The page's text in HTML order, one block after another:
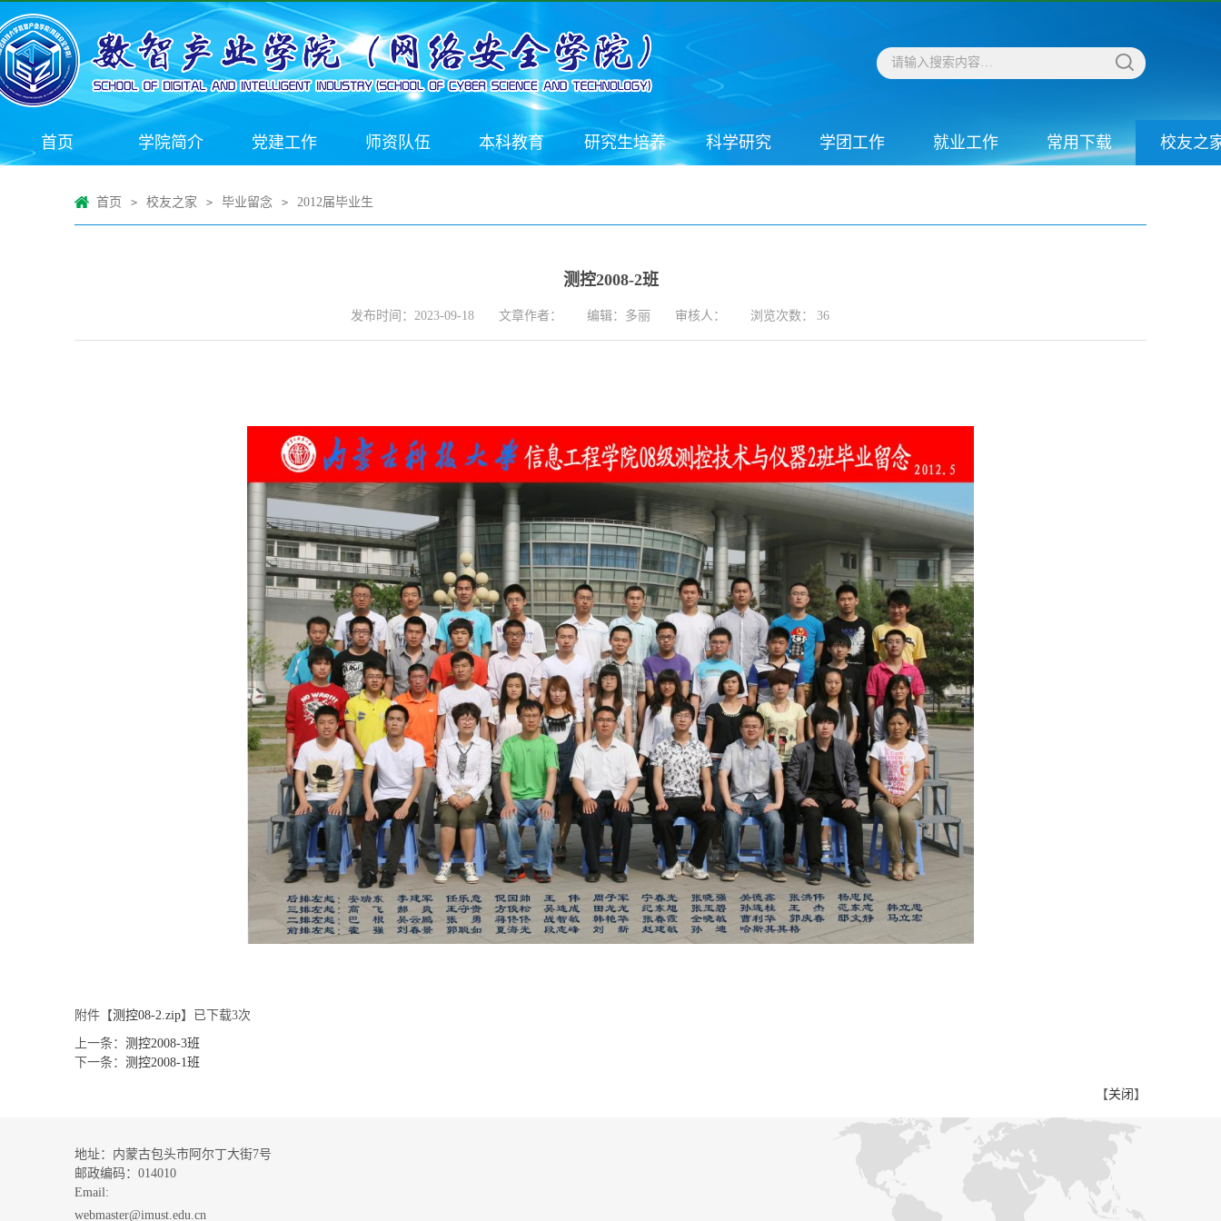
首页 学院简介 党建工作 师资队伍 本科教育 研究生培养 科学研究 学团工作 就业工作 常用下载 校友之
首页 > 校友之家 > 毕业留念 > 2012届毕业生
测控2008-2班
发布时间：2023-09-18 文章作者： 编辑：多丽 审核人： 浏览次数： 36
附件【测控08-2.zip】已下载3次
上一条： 测控2008-3班
下一条： 测控2008-1班
【关闭 】
地址：内蒙古包头市阿尔丁大街7号
邮政编码：014010
Email:
webmaster@imust.edu.cn